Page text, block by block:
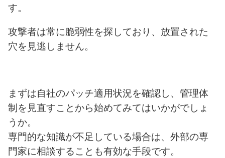
す。
攻撃者は常に脆弱性を探しており、放置された
穴を見逃しません。
まずは自社のパッチ適用状況を確認し、管理体
制を見直すことから始めてみてはいかがでしょ
うか。
専門的な知識が不足している場合は、外部の専
門家に相談することも有効な手段です。